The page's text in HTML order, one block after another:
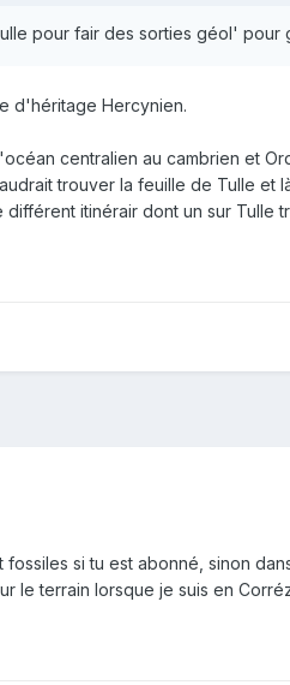
pour fair des sorties géol' pour
d'héritage Hercynien.
centralien au cambrien et
trouver la feuille de Tulle et
itinérair dont un sur Tulle
si tu est abonné, sinon
le terrain lorsque je suis en